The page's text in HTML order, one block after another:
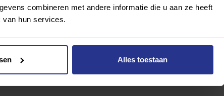
combineren met andere informatie die u aan ze heeft
van hun services.
Alles toestaan